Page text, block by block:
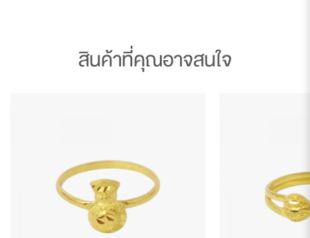
สินค้าที่คุณอาจสนใจ